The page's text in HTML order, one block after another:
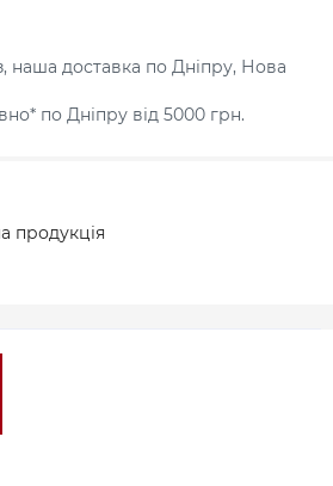
наша доставка по Дніпру, Нова
по Дніпру від 5000 грн.
продукція